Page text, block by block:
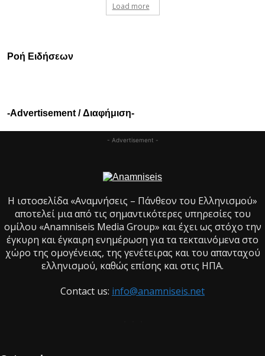
Load more
Ροή Ειδήσεων
-Advertisement / Διαφήμιση-
- Advertisement -
Η ιστοσελίδα «Αναμνήσεις – Πάνθεον του Ελληνισμού»
αποτελεί μια από τις σημαντικότερες υπηρεσίες του
ομίλου «Anamniseis Media Group» και έχει ως στόχο την
έγκυρη και έγκαιρη ενημέρωση για τα τεκταινόμενα στο
χώρο της ομογένειας, της γενέτειρας και του απανταχού
ελληνισμού, καθώς επίσης και στις ΗΠΑ.
Contact us: info@anamniseis.net